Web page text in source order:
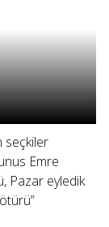
seçkiler
Emre
Pazar eyledik